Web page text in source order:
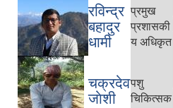
रविन्द्र
बहादुर
धामी
प्रमुख
प्रशासकी
य अधिकृत
चक्रदेव
जाेशी
पशु
चिकित्सक